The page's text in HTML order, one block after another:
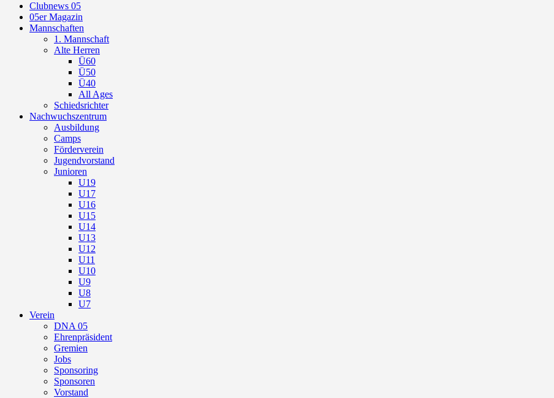
Clubnews 05
05er Magazin
Mannschaften
1. Mannschaft
Alte Herren
Ü60
Ü50
Ü40
All Ages
Schiedsrichter
Nachwuchszentrum
Ausbildung
Camps
Förderverein
Jugendvorstand
Junioren
U19
U17
U16
U15
U14
U13
U12
U11
U10
U9
U8
U7
Verein
DNA 05
Ehrenpräsident
Gremien
Jobs
Sponsoring
Sponsoren
Vorstand